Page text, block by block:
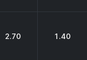
2.70 1.40